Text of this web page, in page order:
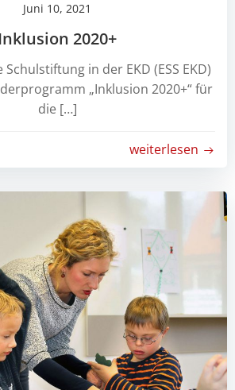
Juni 10, 2021
2020+
Schulstiftung in der EKD (ESS EKD)
„Inklusion 2020+“ für
die […]
weiterlesen